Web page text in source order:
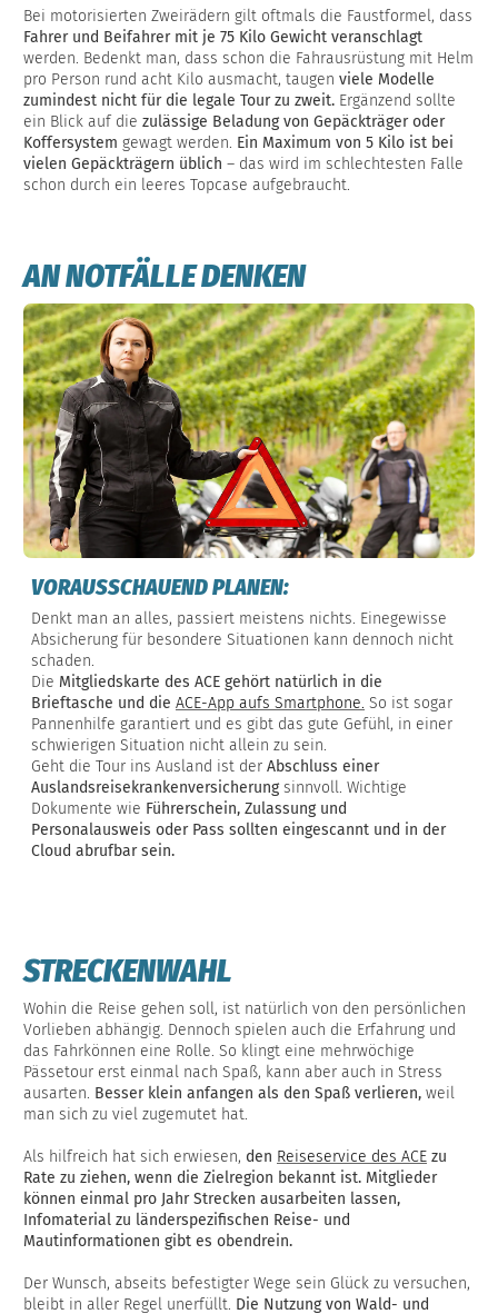
Bei motorisierten Zweirädern gilt oftmals die Faustformel, dass
Fahrer und Beifahrer mit je 75 Kilo Gewicht veranschlagt
werden. Bedenkt man, dass schon die Fahrausrüstung mit Helm
pro Person rund acht Kilo ausmacht, taugen viele Modelle
zumindest nicht für die legale Tour zu zweit. Ergänzend sollte
ein Blick auf die zulässige Beladung von Gepäckträger oder
Koffersystem gewagt werden. Ein Maximum von 5 Kilo ist bei
vielen Gepäckträgern üblich – das wird im schlechtesten Falle
schon durch ein leeres Topcase aufgebraucht.
AN NOTFÄLLE DENKEN
VORAUSSCHAUEND PLANEN:
Denkt man an alles, passiert meistens nichts. Einegewisse
Absicherung für besondere Situationen kann dennoch nicht
schaden.
Die Mitgliedskarte des ACE gehört natürlich in die
Brieftasche und die ACE-App aufs Smartphone. So ist sogar
Pannenhilfe garantiert und es gibt das gute Gefühl, in einer
schwierigen Situation nicht allein zu sein.
Geht die Tour ins Ausland ist der Abschluss einer
Auslandsreisekrankenversicherungsinnvoll. Wichtige
Dokumente wie Führerschein, Zulassung und
Personalausweis oder Pass sollten eingescannt und in der
Cloud abrufbar sein.
STRECKENWAHL
Wohin die Reise gehen soll, ist natürlich von den persönlichen
Vorlieben abhängig. Dennoch spielen auch die Erfahrung und
das Fahrkönnen eine Rolle. So klingt eine mehrwöchige
Pässetour erst einmal nach Spaß, kann aber auch in Stress
ausarten. Besser klein anfangen als den Spaß verlieren, weil
man sich zu viel zugemutet hat.
Als hilfreich hat sich erwiesen, den Reiseservice des ACE zu
Rate zu ziehen, wenn die Zielregion bekannt ist. Mitglieder
können einmal pro Jahr Strecken ausarbeiten lassen,
Infomaterial zu länderspezifischen Reise- und
Mautinformationen gibt es obendrein.
Der Wunsch, abseits befestigter Wege sein Glück zu versuchen,
bleibt in aller Regel unerfüllt. Die Nutzung von Wald- und